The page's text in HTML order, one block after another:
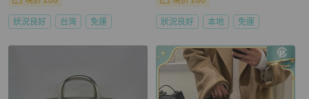
狀況良好 台灣 免運 狀況良好 本地 免運